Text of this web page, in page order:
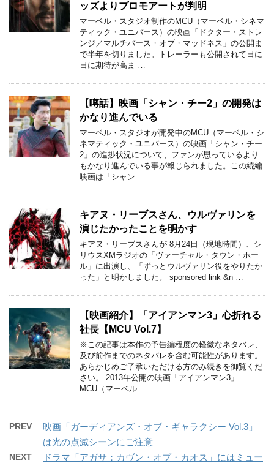
ッズよりプロモアートが判明
マーベル・スタジオ制作のMCU（マーベル・シネマ
ティック・ユニバース）の映画「ドクター・ストレ
ンジ／マルチバース・オブ・マッドネス」の公開ま
で半年を切りました。トレーラーも公開されて日に
日に期待が高ま …
【噂話】映画「シャン・チー2」の開発は
かなり進んでいる
マーベル・スタジオが開発中のMCU（マーベル・シ
ネマティック・ユニバース）の映画「シャン・チー
2」の進捗状況について、ファンが思っているより
もかなり進んでいる事が報じられました。この続編
映画は「シャン …
キアヌ・リーブスさん、ウルヴァリンを
演じたかったことを明かす
キアヌ・リーブスさんが 8月24日（現地時間）、シ
リウスXMラジオの「ヴァーチャル・タウン・ホー
ル」に出演し、「ずっとウルヴァリン役をやりたか
った」と明かしました。 sponsored link &n …
【映画紹介】「アイアンマン3」心折れる
社長【MCU Vol.7】
※この記事は本作の予告編程度の軽微なネタバレ、
及び前作までのネタバレを含む可能性があります。
あらかじめご了承いただける方のみ続きを御覧くだ
さい。 2013年公開の映画「アイアンマン3」
MCU（マーベル …
PREV
映画「ガーディアンズ・オブ・ギャラクシー Vol.3」
は光の点滅シーンにご注意
NEXT
ドラマ「アガサ：カヴン・オブ・カオス」にはミュー